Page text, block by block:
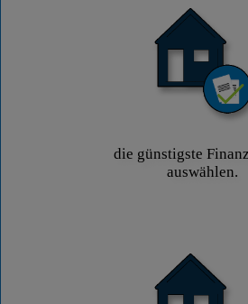
die günstigste
auswählen.